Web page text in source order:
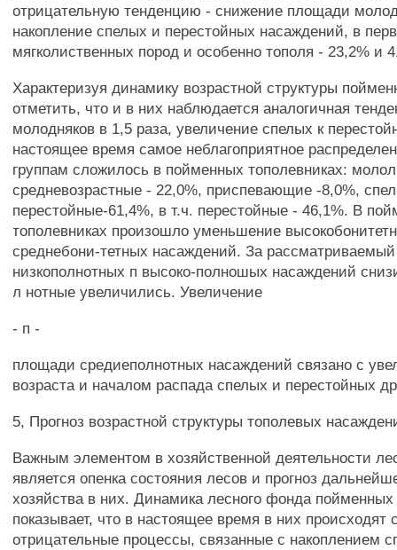
отрицательную тенденцию - снижение площади
накопление спелых и перестойных насаждений, в
мягколиственных пород и особенно тополя - 23,2% и
Характеризуя динамику возрастной структуры
отметить, что и в них наблюдается аналогичная
молодняков в 1,5 раза, увеличение спелых к
настоящее время самое неблагоприятное
группам сложилось в пойменных тополевниках:
средневозрастные - 22,0%, приспевающие -8,0%,
перестойные-61,4%, в т.ч. перестойные - 46,1%. В
тополевниках произошло уменьшение
среднебони-тетных насаждений. За
низкополнотных п высоко-полношых насаждений
л нотные увеличились. Увеличение
- п -
площади средиеполнотных насаждений связано с
возраста и началом распада спелых и перестойных
5, Прогноз возрастной структуры тополевых
Важным элементом в хозяйственной деятельности
является опенка состояния лесов и прогноз
хозяйства в них. Динамика лесного фонда пойменных
показывает, что в настоящее время в них происходят
отрицательные процессы, связанные с накоплением